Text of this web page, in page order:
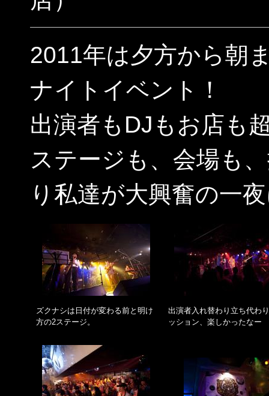
2011年は夕方から朝
ナイトイベント！
出演者もDJもお店も
ステージも、会場も
り私達が大興奮の一
ズクナシは日付が変わる前と明け
方の2ステージ。
出演者入れ替わり立ち代わ
ッション、楽しかったなー